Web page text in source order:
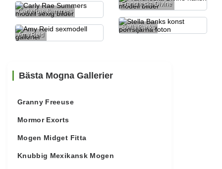
Francheska Divine
Carly Rae Summers
Stella Banks
Amy Reid
Bästa Mogna Gallerier
Granny Freeuse
Mormor Exorts
Mogen Midget Fitta
Knubbig Mexikansk Mogen